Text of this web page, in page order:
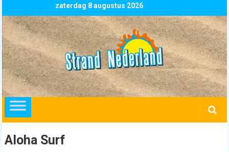
to
content
zaterdag 8 augustus 2026
Strand
Nederland
overzicht
alle
strandpaviljoens
strandtenten
en
Aloha Surf